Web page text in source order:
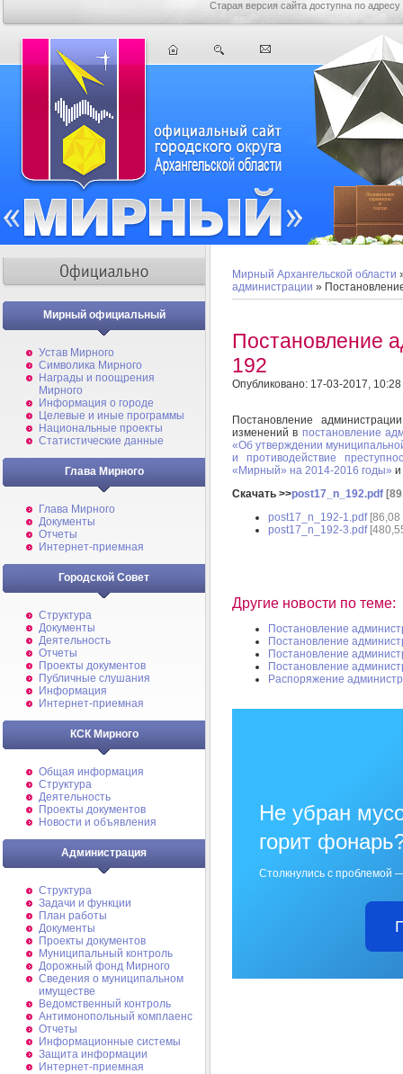
Старая версия сайта доступна по адресу
Мирный официальный
Устав Мирного
Символика Мирного
Награды и поощрения
Мирного
Информация о городе
Целевые и иные программы
Национальные проекты
Статистические данные
Глава Мирного
Глава Мирного
Документы
Отчеты
Интернет-приемная
Городской Совет
Структура
Документы
Деятельность
Отчеты
Проекты документов
Публичные слушания
Информация
Интернет-приемная
КСК Мирного
Общая информация
Структура
Деятельность
Проекты документов
Новости и объявления
Администрация
Структура
Задачи и функции
План работы
Документы
Проекты документов
Муниципальный контроль
Дорожный фонд Мирного
Cведения о муниципальном
имуществе
Ведомственный контроль
Антимонопольный комплаенс
Отчеты
Информационные системы
Защита информации
Интернет-приемная
Мирный Архангельской области
администрации »
Постановление
192
Опубликовано: 17-03-2017, 10:28
Постановление
изменений в постановление
«Об утверждении
и противодействие
«Мирный» на 2014-2016 годы» и
Скачать >>post17_n_192.pdf
post17_n_192-1.pdf[86,08
post17_n_192-3.pdf
Другие новости по теме:
Постановление
Постановление
Постановление
Постановление
Распоряжение
Не убран
горит
Столкнулись с проблемой